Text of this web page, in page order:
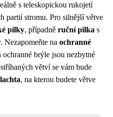
s teleskopickou rukojetí
partií stromu. Pro silnější větve
pilky, případně ruční pilka s
Nezapomeňte na ochranné
brýle jsou nezbytné
větví se vám bude
, na kterou budete větve